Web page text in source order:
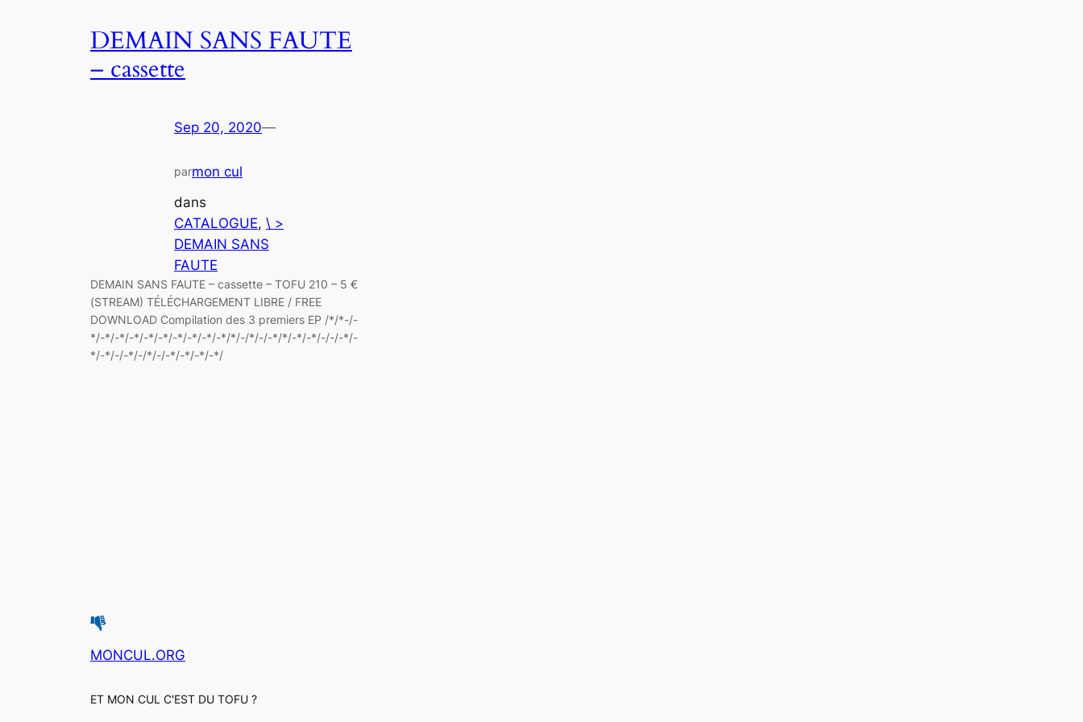
DEMAIN SANS FAUTE
– cassette
Sep 20, 2020—
parmon cul
dans
CATALOGUE, \ >
DEMAIN SANS
FAUTE
DEMAIN SANS FAUTE – cassette – TOFU 210 – 5 €
(STREAM) TÉLÉCHARGEMENT LIBRE / FREE
DOWNLOAD Compilation des 3 premiers EP /*/*-/-
*/-*/-*/-*/-*/-*/-*/-*/-*/-*/*/-/*/-/-*/*/-*/-*/-/-/-*/-
*/-*/-/-*/-/*/-/-*/-*/-*/-*/
MONCUL.ORG
ET MON CUL C'EST DU TOFU ?